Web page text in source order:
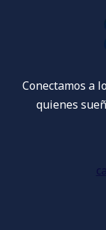
Conectamos a
quienes